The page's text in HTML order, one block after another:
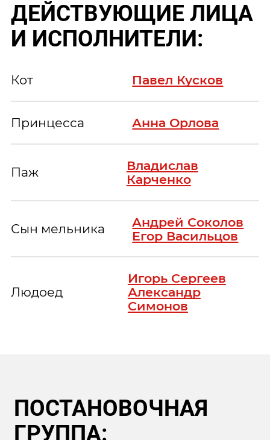
ДЕЙСТВУЮЩИЕ ЛИЦА
И ИСПОЛНИТЕЛИ:
Кот Павел Кусков
Принцесса Анна Орлова
Паж
Владислав
Карченко
Сын мельника
Андрей Соколов
Егор Васильцов
Людоед
Игорь Сергеев
Александр
Симонов
ПОСТАНОВОЧНАЯ
ГРУППА: